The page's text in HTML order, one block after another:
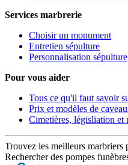
Services marbrerie
Choisir un monument
Entretien sépulture
Personnalisation sépulture
Pour vous aider
Tous ce qu'il faut savoir
Prix et modèles de
Cimetières, législiation et
Trouvez les meilleurs marbriers
Rechercher des pompes